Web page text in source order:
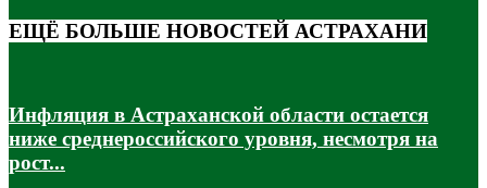
ЕЩЁ БОЛЬШЕ НОВОСТЕЙ АСТРАХАНИ
Инфляция в Астраханской области остается
ниже среднероссийского уровня, несмотря на
рост...